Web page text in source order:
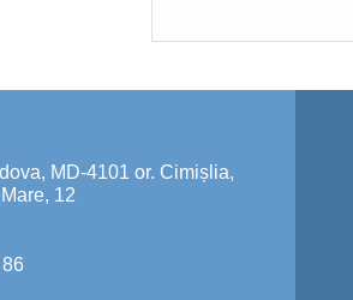
MD-4101 or. Cimișlia,
12